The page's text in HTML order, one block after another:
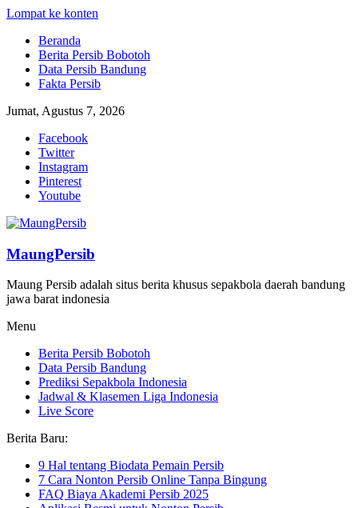
Lompat ke konten
Beranda
Berita Persib Bobotoh
Data Persib Bandung
Fakta Persib
Jumat, Agustus 7, 2026
Facebook
Twitter
Instagram
Pinterest
Youtube
MaungPersib
Maung Persib adalah situs berita khusus sepakbola daerah bandung
jawa barat indonesia
Menu
Berita Persib Bobotoh
Data Persib Bandung
Prediksi Sepakbola Indonesia
Jadwal & Klasemen Liga Indonesia
Live Score
Berita Baru:
9 Hal tentang Biodata Pemain Persib
7 Cara Nonton Persib Online Tanpa Bingung
FAQ Biaya Akademi Persib 2025